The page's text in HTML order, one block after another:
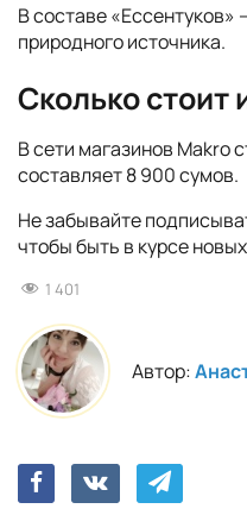
В составе
природного источника.
Сколько стоит
В сети магазинов Makro
составляет 8 900 сумов.
Не забывайте
чтобы быть в курсе
1 401
Автор: